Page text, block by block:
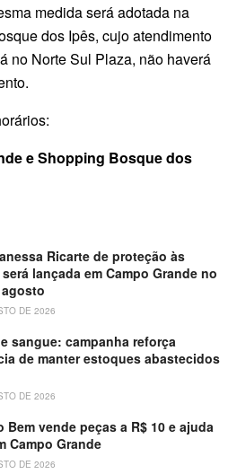
medida será adotada na
dos Ipês, cujo atendimento
no Norte Sul Plaza, não haverá
e Shopping Bosque dos
Ricarte de proteção às
lançada em Campo Grande no
DE 2026
sangue: campanha reforça
de manter estoques abastecidos
DE 2026
Bem vende peças a R$ 10 e ajuda
Campo Grande
DE 2026